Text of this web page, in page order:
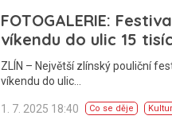
FOTOGALERIE:
víkendu do ulic 15
ZLÍN – Největší zlínský pouliční
víkendu do ulic…
1. 7. 2025 18:40 Co se děje